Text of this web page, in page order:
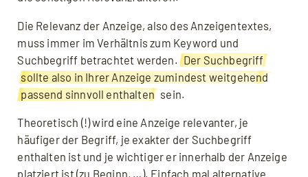
Die Relevanz der Anzeige, also des Anzeigentextes,
muss immer im Verhältnis zum Keyword und
Suchbegriff betrachtet werden. Der Suchbegriff
sollte also in Ihrer Anzeige zumindest weitgehend
passend sinnvoll enthalten sein.
Theoretisch (!) wird eine Anzeige relevanter, je
häufiger der Begriff, je exakter der Suchbegriff
enthalten ist und je wichtiger er innerhalb der Anzeige
platziert ist (zu Beginn, …). Einfach mal alternative